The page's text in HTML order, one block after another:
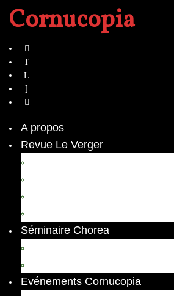
Cornucopia
A propos
Revue Le Verger
Séminaire Chorea
Evénements Cornucopia